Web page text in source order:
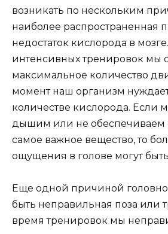
возникать по нескольким
наиболее распространенная
недостаток кислорода в
интенсивных тренировок мы
максимальное количество
момент наш организм
количестве кислорода. Если
дышим или не обеспечиваем
самое важное вещество, то
ощущения в голове могут быть
Еще одной причиной
быть неправильная поза или
время тренировок мы